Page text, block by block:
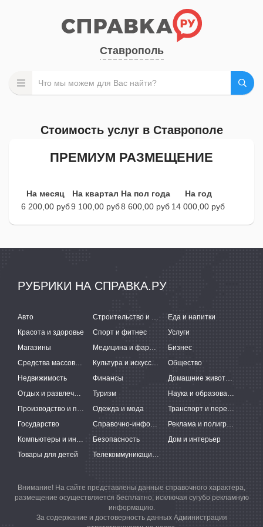
Ставрополь
Стоимость услуг в Ставрополе
ПРЕМИУМ РАЗМЕЩЕНИЕ
На месяц На квартал На пол года
На год
6 200,00 руб9 100,00 руб8 600,00 руб 14 000,00 руб
РУБРИКИ НА СПРАВКА.РУ
Авто Строительство и ремонт
Еда и напитки
Красота и здоровье
Спорт и фитнес
Услуги
Магазины
Медицина и фармацевтика
Бизнес
Средства массовой информации
Культура и искусство
Общество
Недвижимость
Финансы
Домашние животные
Отдых и развлечения
Туризм
Наука и образование
Производство и поставки
Одежда и мода
Транспорт и перевозки
Государство
Справочно-информационные системы
Реклама и полиграфия
Компьютеры и интернет
Безопасность
Дом и интерьер
Товары для детей
Телекоммуникации и связь
Внимание! На сайте представлены данные справочного характера,
размещение осуществляется бесплатно, исключая сугубо рекламную
информацию.
За содержание и достоверность данных Администрация